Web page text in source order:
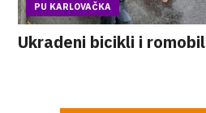
PU KARLOVAČKA
Ukradeni bicikli i romobil